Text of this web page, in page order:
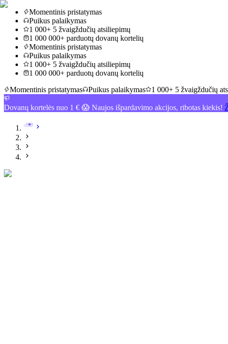
Momentinis pristatymas
Puikus palaikymas
1 000+ 5 žvaigždučių atsiliepimų
1 000 000+ parduotų dovanų kortelių
Momentinis pristatymas
Puikus palaikymas
1 000+ 5 žvaigždučių atsiliepimų
1 000 000+ parduotų dovanų kortelių
Momentinis pristatymas
Puikus palaikymas 1 000+ 5 žvaigždučių
Dovanų kortelės nuo 1 € 😱 Naujos išpardavimo akcijos, ribotas kiekis!